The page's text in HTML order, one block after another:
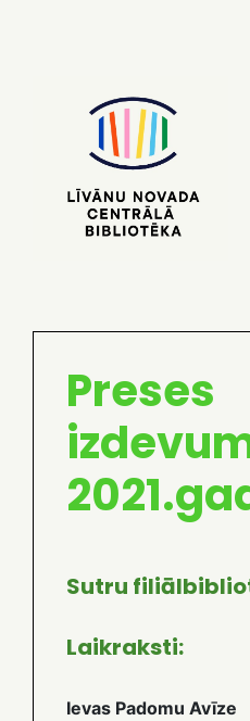
Preses
Sutru
Laikraksti:
Ievas Padomu Avīze